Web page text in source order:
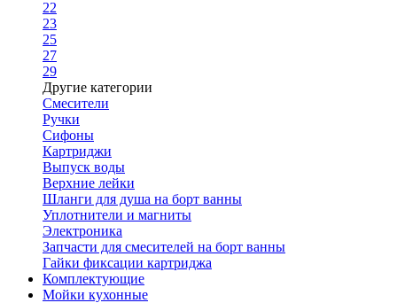
22
23
25
27
29
Другие категории
Смесители
Ручки
Сифоны
Картриджи
Выпуск воды
Верхние лейки
Шланги для душа на борт ванны
Уплотнители и магниты
Электроника
Запчасти для смесителей на борт ванны
Гайки фиксации картриджа
Комплектующие
Мойки кухонные